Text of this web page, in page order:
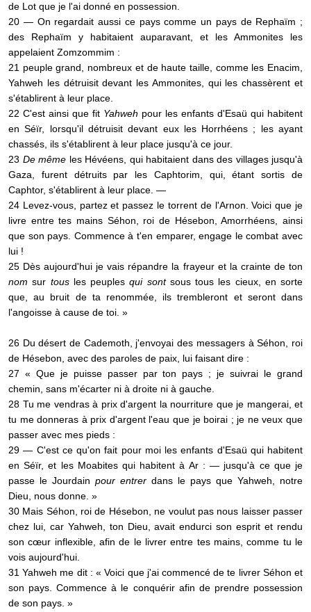
de Lot que je l'ai donné en possession.
20 — On regardait aussi ce pays comme un pays de Rephaïm ;
des Rephaïm y habitaient auparavant, et les Ammonites les
appelaient Zomzommim :
21 peuple grand, nombreux et de haute taille, comme les Enacim,
Yahweh les détruisit devant les Ammonites, qui les chassèrent et
s'établirent à leur place.
22 C'est ainsi que fit Yahweh pour les enfants d'Esaü qui habitent
en Séïr, lorsqu'il détruisit devant eux les Horrhéens ; les ayant
chassés, ils s'établirent à leur place jusqu'à ce jour.
23 De même les Hévéens, qui habitaient dans des villages jusqu'à
Gaza, furent détruits par les Caphtorim, qui, étant sortis de
Caphtor, s'établirent à leur place. —
24 Levez-vous, partez et passez le torrent de l'Arnon. Voici que je
livre entre tes mains Séhon, roi de Hésebon, Amorrhéens, ainsi
que son pays. Commence à t'en emparer, engage le combat avec
lui !
25 Dès aujourd'hui je vais répandre la frayeur et la crainte de ton
nom sur tousles peuplesqui sontsous tous les cieux, en sorte
que, au bruit de ta renommée, ils trembleront et seront dans
l'angoisse à cause de toi. »
26 Du désert de Cademoth, j'envoyai des messagers à Séhon, roi
de Hésebon, avec des paroles de paix, lui faisant dire :
27 « Que je puisse passer par ton pays ; je suivrai le grand
chemin, sans m'écarter ni à droite ni à gauche.
28 Tu me vendras à prix d'argent la nourriture que je mangerai, et
tu me donneras à prix d'argent l'eau que je boirai ; je ne veux que
passer avec mes pieds :
29 — C'est ce qu'on fait pour moi les enfants d'Esaü qui habitent
en Séïr, et les Moabites qui habitent à Ar : — jusqu'à ce que je
passe le Jourdain pour entrer dans le pays que Yahweh, notre
Dieu, nous donne. »
30 Mais Séhon, roi de Hésebon, ne voulut pas nous laisser passer
chez lui, car Yahweh, ton Dieu, avait endurci son esprit et rendu
son cœur inflexible, afin de le livrer entre tes mains, comme tu le
vois aujourd'hui.
31 Yahweh me dit : « Voici que j'ai commencé de te livrer Séhon et
son pays. Commence à le conquérir afin de prendre possession
de son pays. »